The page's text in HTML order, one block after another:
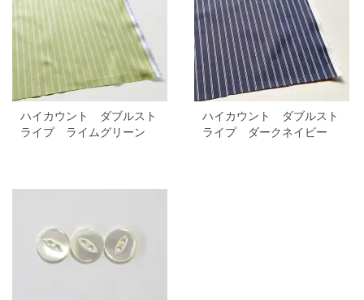
ハイカウント ダブルスト
ライプ ライムグリーン
ハイカウント ダブルスト
ライプ ダークネイビー